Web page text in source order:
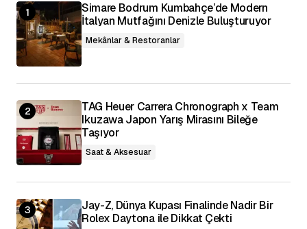
Simare Bodrum Kumbahçe’de Modern
İtalyan Mutfağını Denizle Buluşturuyor
Mekânlar & Restoranlar
TAG Heuer Carrera Chronograph x Team
Ikuzawa Japon Yarış Mirasını Bileğe
Taşıyor
Saat & Aksesuar
Jay-Z, Dünya Kupası Finalinde Nadir Bir
Rolex Daytona ile Dikkat Çekti